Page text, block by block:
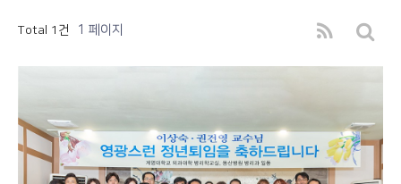
Total 1건 1 페이지